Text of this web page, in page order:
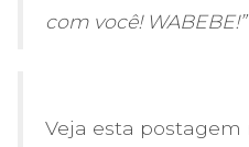
com você! WABEBE!”
Veja esta postagem